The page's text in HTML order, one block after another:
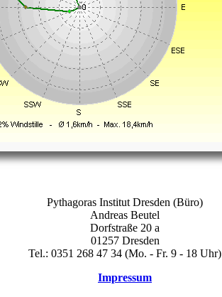
Pythagoras Institut Dresden (Büro)
Andreas Beutel
Dorfstraße 20 a
01257 Dresden
Tel.: 0351 268 47 34 (Mo. - Fr. 9 - 18 Uhr)
Impressum